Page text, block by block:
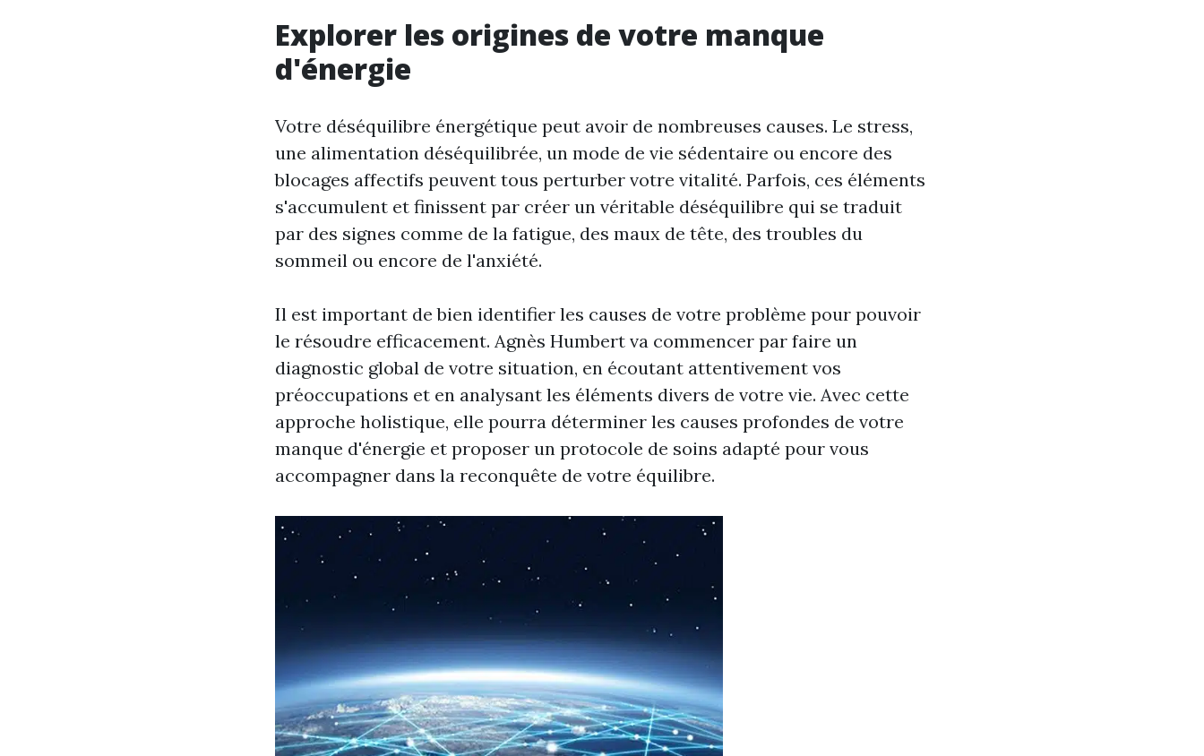
Explorer les origines de votre manque
d'énergie
Votre déséquilibre énergétique peut avoir de nombreuses causes. Le stress,
une alimentation déséquilibrée, un mode de vie sédentaire ou encore des
blocages affectifs peuvent tous perturber votre vitalité. Parfois, ces éléments
s'accumulent et finissent par créer un véritable déséquilibre qui se traduit
par des signes comme de la fatigue, des maux de tête, des troubles du
sommeil ou encore de l'anxiété.
Il est important de bien identifier les causes de votre problème pour pouvoir
le résoudre efficacement. Agnès Humbert va commencer par faire un
diagnostic global de votre situation, en écoutant attentivement vos
préoccupations et en analysant les éléments divers de votre vie. Avec cette
approche holistique, elle pourra déterminer les causes profondes de votre
manque d'énergie et proposer un protocole de soins adapté pour vous
accompagner dans la reconquête de votre équilibre.